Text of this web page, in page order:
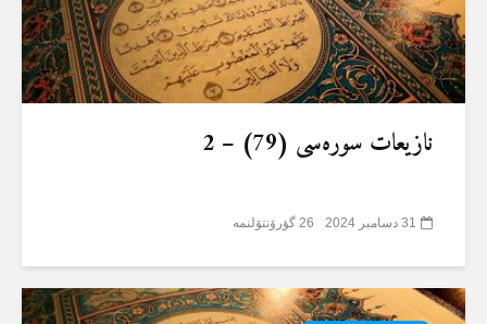
نازیعات سورەسی (79) – 2
31 دسامبر 2024 26 گؤرۆنتۆلنمە